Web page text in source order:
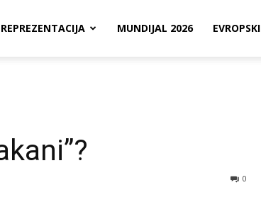
REPREZENTACIJA MUNDIJAL 2026 EVROPSKI
0